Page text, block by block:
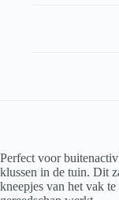
Perfect voor
klussen in de tuin. Dit
kneepjes van het vak